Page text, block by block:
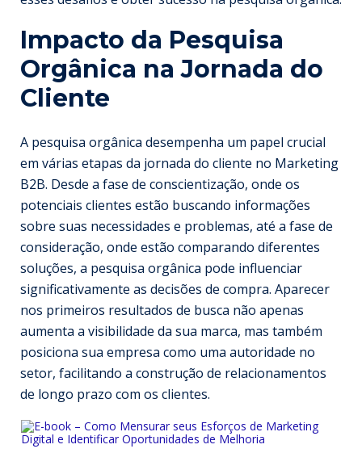
Impacto da Pesquisa
Orgânica na Jornada do
Cliente
A pesquisa orgânica desempenha um papel crucial
em várias etapas da jornada do cliente no Marketing
B2B. Desde a fase de conscientização, onde os
potenciais clientes estão buscando informações
sobre suas necessidades e problemas, até a fase de
consideração, onde estão comparando diferentes
soluções, a pesquisa orgânica pode influenciar
significativamente as decisões de compra. Aparecer
nos primeiros resultados de busca não apenas
aumenta a visibilidade da sua marca, mas também
posiciona sua empresa como uma autoridade no
setor, facilitando a construção de relacionamentos
de longo prazo com os clientes.